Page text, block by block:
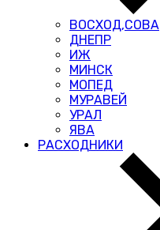
ВОСХОД,СОВА
ДНЕПР
ИЖ
МИНСК
МОПЕД
МУРАВЕЙ
УРАЛ
ЯВА
РАСХОДНИКИ